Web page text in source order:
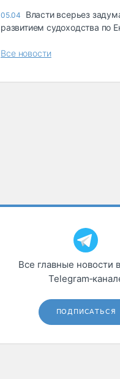
05.04
Власти всерьез
развитием судоходства по
Все новости
Все главные новости
ПОДПИСАТЬСЯ